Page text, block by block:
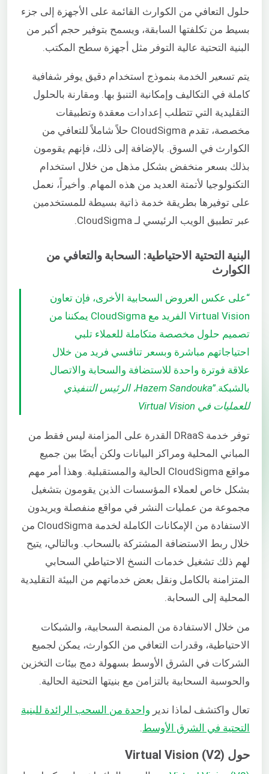
حلول التعافي من الكوارث القائمة على الأجهزة إلى جزء
بسيط من تكلفتها السابقة، ويسمح بتوفير حجم أكبر من
البنية التحتية عالية التوفر مثل أجهزة سطح المكتب.
يتم تسعير الخدمة بنموذج استخدام دقيق يوفر شفافية
كاملة في التكاليف وإمكانية التنبؤ بها. ومقارنة بالحلول
التقليدية التي تتطلب إعدادات معقدة وتطبيقات
مخصصة، تقدم CloudSigma حلاً شاملاً للتعافي من
الكوارث في السوق. بالإضافة إلى ذلك، فإنهم يقومون
بذلك بسعر منخفض بشكل مذهل من خلال استخدام
التكنولوجيا لأتمتة العديد من هذه المهام. وأخيراً، نعمل
على توفيرها بطريقة خدمة ذاتية بسيطة للمستخدمين
عبر تطبيق الويب الرئيسي لـ CloudSigma.
البنية التحتية الاحتياطية: السحابة والتعافي من
الكوارث
“على عكس العروض السحابية الأخرى، فإن تعاون
Virtual Vision الفريد مع CloudSigma يمكننا من
تصميم حلول مخصصة متكاملة للعملاء تلبي
احتياجاتهم مباشرة وبسعر تنافسي فريد من خلال
علاقة فوترة واحدة للاستضافة والسحابة والاتصال
بالشبكة.”
Hazem Sandouka، الرئيس التنفيذي
للعمليات في Virtual Vision
توفر خدمة DRaaS القدرة على المزامنة ليس فقط من
المباني المحلية ومراكز البيانات ولكن أيضًا بين جميع
مواقع CloudSigma الحالية والمستقبلية. وهذا أمر مهم
بشكل خاص لعملاء المؤسسات الذين يقومون بتشغيل
مجموعة من عمليات النشر في مواقع منفصلة ويريدون
الاستفادة من الإمكانات الكاملة لخدمة CloudSigma من
خلال ربط الاستضافة المشتركة بالسحاب. وبالتالي، يتيح
لهم ذلك تشغيل خدمات النسخ الاحتياطي السحابي
المتزامنة بالكامل ونقل بعض خدماتهم من البيئة التقليدية
المحلية إلى السحابة.
من خلال الاستفادة من المنصة السحابية، والشبكات
الاحتياطية، وقدرات التعافي من الكوارث، يمكن لجميع
الشركات في الشرق الأوسط بسهولة دمج بيئات التخزين
والحوسبة السحابية بالتزامن مع بنيتها التحتية الحالية.
تعال واكتشف لماذا ندير واحدة من السحب الرائدة للبنية
التحتية في الشرق الأوسط.
حول Virtual Vision (V2)